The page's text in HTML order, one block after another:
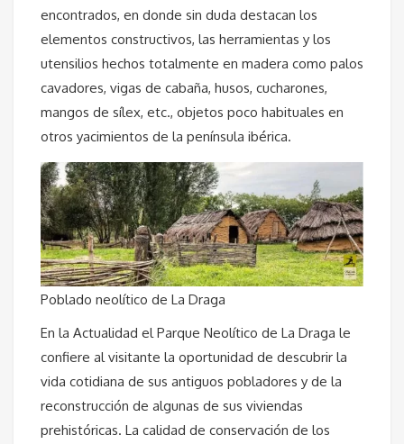
encontrados, en donde sin duda destacan los
elementos constructivos, las herramientas y los
utensilios hechos totalmente en madera como palos
cavadores, vigas de cabaña, husos, cucharones,
mangos de sílex, etc., objetos poco habituales en
otros yacimientos de la península ibérica.
Poblado neolítico de La Draga
En la Actualidad el Parque Neolítico de La Draga le
confiere al visitante la oportunidad de descubrir la
vida cotidiana de sus antiguos pobladores y de la
reconstrucción de algunas de sus viviendas
prehistóricas. La calidad de conservación de los